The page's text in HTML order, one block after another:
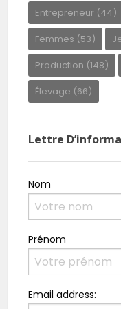
Entrepreneur (44)
Femmes (53)
Production (148)
Élevage (66)
Lettre
Nom
Prénom
Email address: